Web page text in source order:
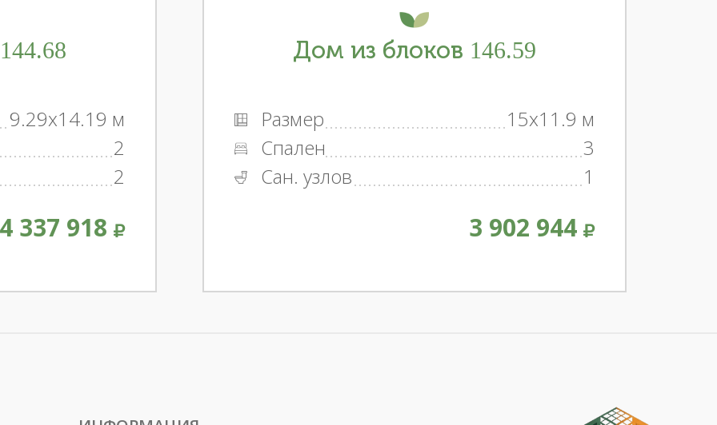
9.29x14.19 м
2
2
4 337 918
Дом из блоков 146.59
Размер
15x11.9 м
Спален
3
Сан. узлов
1
3 902 944